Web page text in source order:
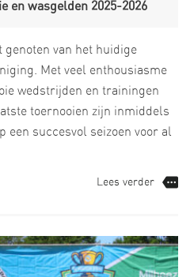
en wasgelden 2025-2026
genoten van het huidige
Met veel enthousiasme
wedstrijden en trainingen
toernooien zijn inmiddels
een succesvol seizoen voor al
Lees verder